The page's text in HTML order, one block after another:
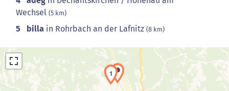
Wechsel (5 km)
5 billa in Rohrbach an der Lafnitz (8 km)
1